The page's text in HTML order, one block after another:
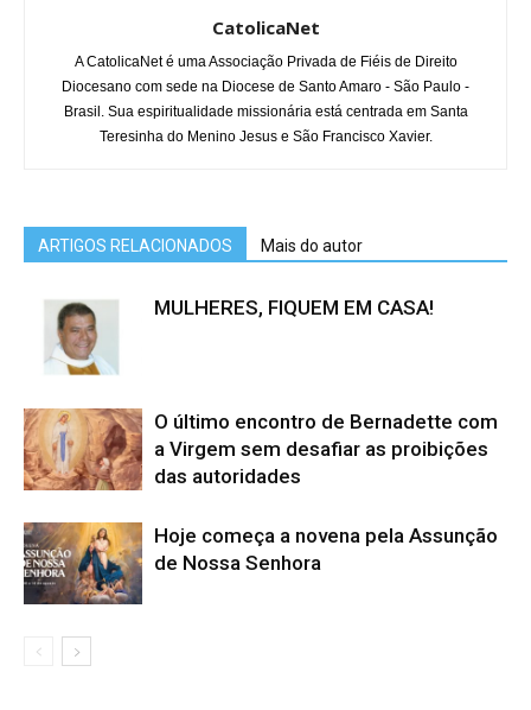
CatolicaNet
A CatolicaNet é uma Associação Privada de Fiéis de Direito
Diocesano com sede na Diocese de Santo Amaro - São Paulo -
Brasil. Sua espiritualidade missionária está centrada em Santa
Teresinha do Menino Jesus e São Francisco Xavier.
ARTIGOS RELACIONADOS Mais do autor
MULHERES, FIQUEM EM CASA!
O último encontro de Bernadette com
a Virgem sem desafiar as proibições
das autoridades
Hoje começa a novena pela Assunção
de Nossa Senhora